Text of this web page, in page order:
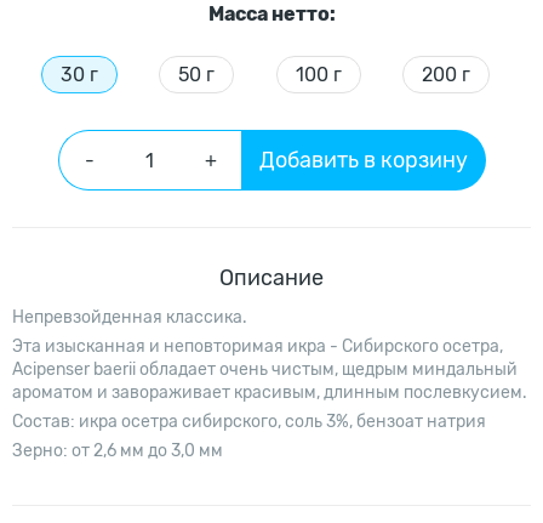
Масcа нетто:
30 г 50 г 100 г 200 г
- + Добавить в корзину
Описание
Непревзойденная классика.
Эта изысканная и неповторимая икра - Сибирского осетра,
Acipenser baerii обладает очень чистым, щедрым миндальный
ароматом и завораживает красивым, длинным послевкусием.
Состав: икра осетра сибирского, соль 3%, бензоат натрия
Зерно: от 2,6 мм до 3,0 мм